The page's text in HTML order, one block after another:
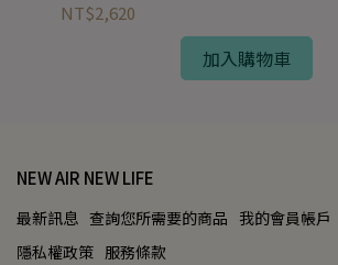
NT$2,620
加入購物車
NEW AIR NEW LIFE
最新訊息 查詢您所需要的商品 我的會員帳戶
隱私權政策 服務條款